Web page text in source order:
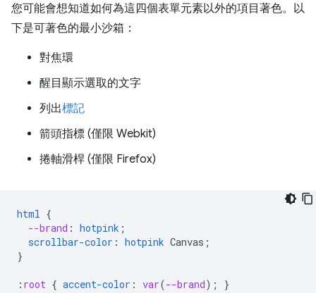
您可能會想知道如何為這四個表單元素以外的項目著色。以
下是可著色的最小沙箱：
對焦環
醒目顯示選取的文字
列出標記
箭頭指標 (僅限 Webkit)
捲軸滑桿 (僅限 Firefox)
html {
--brand : hotpink ;
scrollbar-color : hotpink Canvas ;
}
: root { accent-color : var(--brand);
}